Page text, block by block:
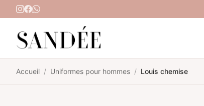
Aller au contenu
Accueil / Uniformes pour hommes / Louis chemise